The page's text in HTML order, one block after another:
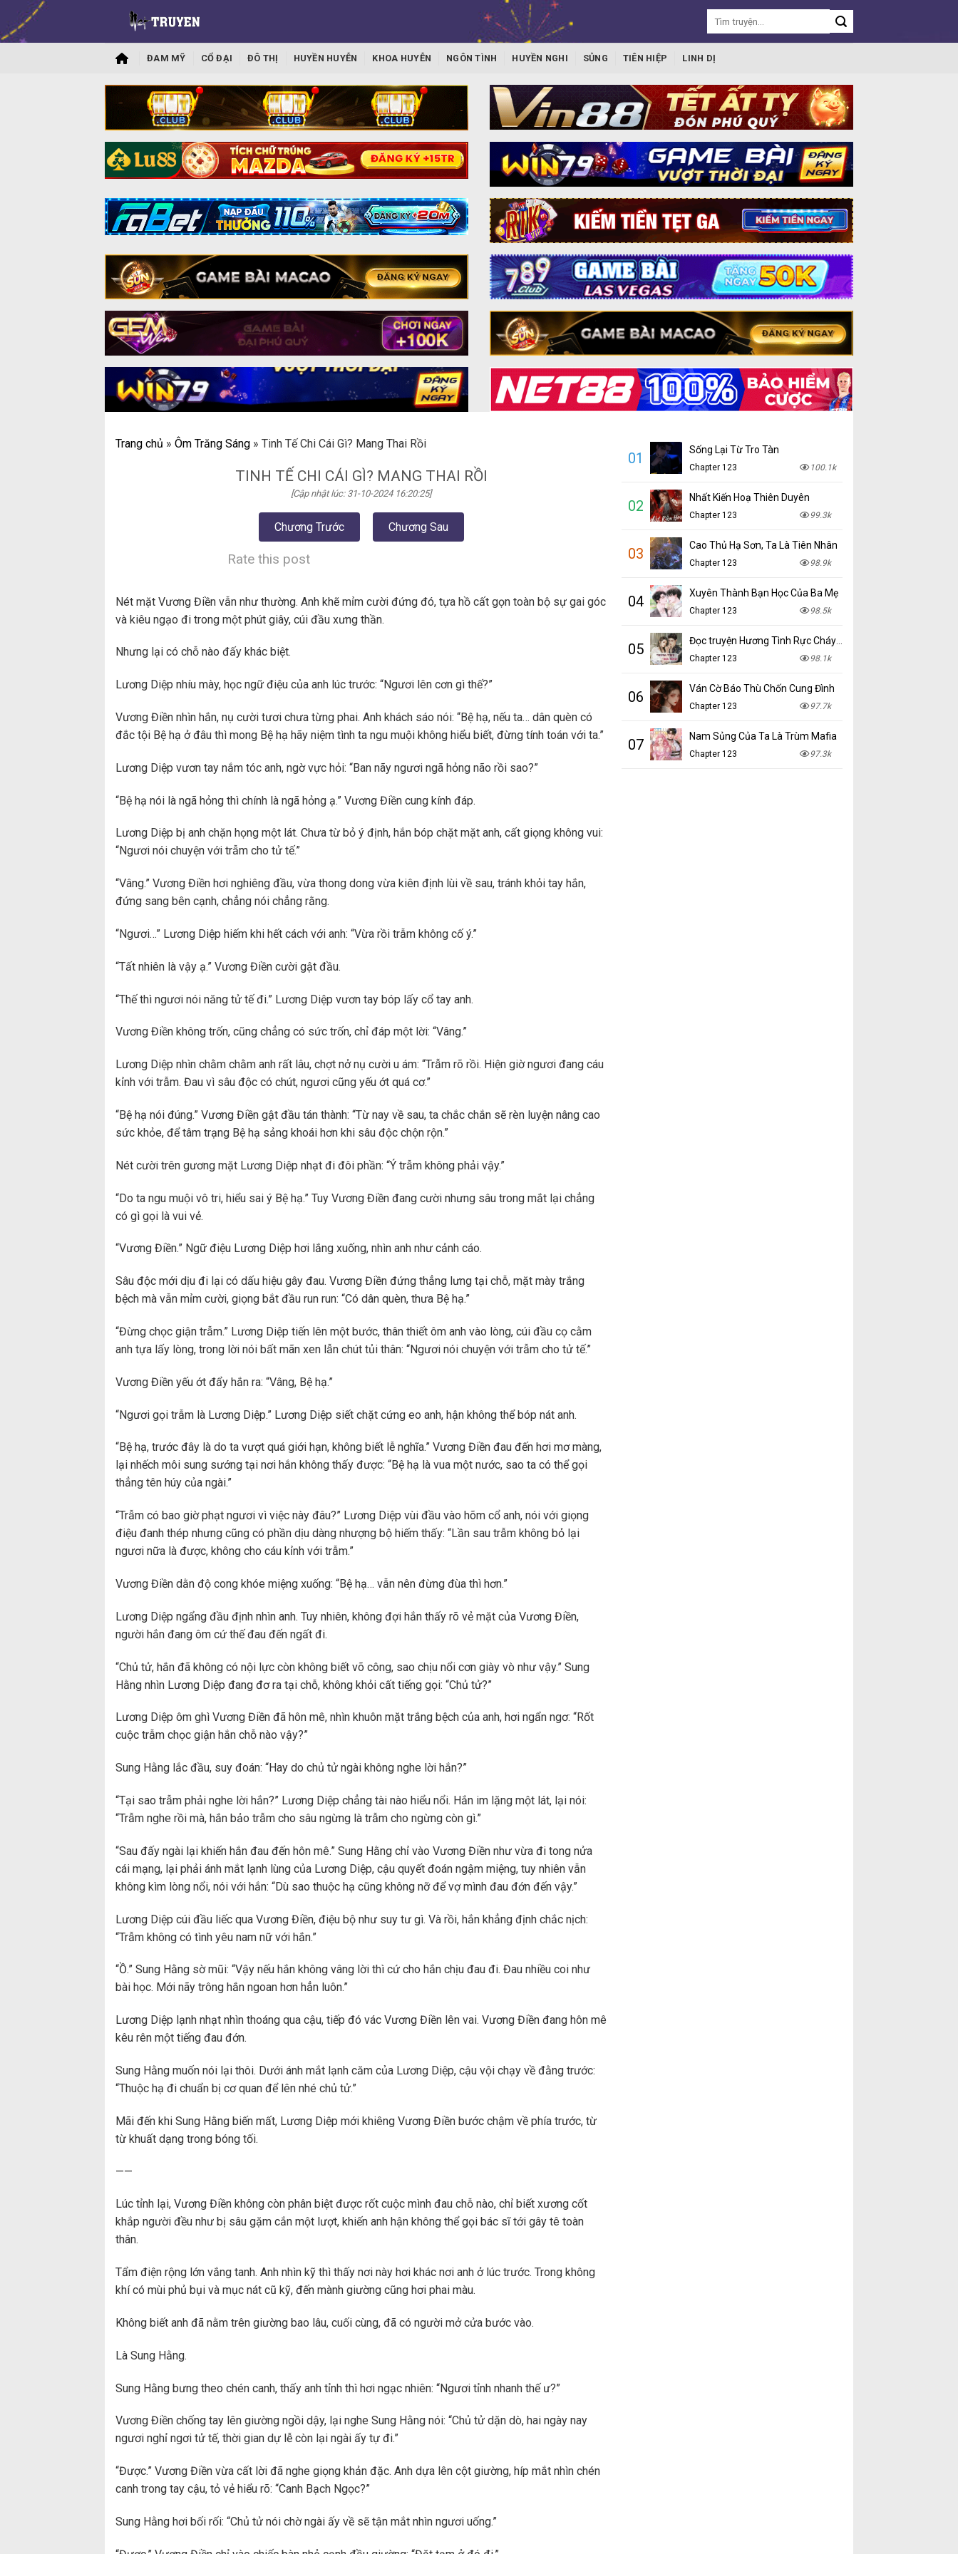
ĐAM MỸ CỔ ĐẠI ĐÔ THỊ HUYỀN HUYỄN KHOA HUYỄN NGÔN TÌNH HUYỀN NGHI SỦNG TIÊN HIỆP LINH DỊ
Trang chủ » Ôm Trăng Sáng » Tinh Tế Chi Cái Gì? Mang Thai Rồi
TINH TẾ CHI CÁI GÌ? MANG THAI RỒI
[Cập nhật lúc: 31-10-2024 16:20:25]
Chương Trước Chương Sau
Rate this post
Nét mặt Vương Điền vẫn như thường. Anh khẽ mỉm cười đứng đó, tựa hồ cất gọn toàn bộ sự gai góc
và kiêu ngạo đi trong một phút giây, cúi đầu xưng thần.
Nhưng lại có chỗ nào đấy khác biệt.
Lương Diệp nhíu mày, học ngữ điệu của anh lúc trước: “Ngươi lên cơn gì thế?”
Vương Điền nhìn hắn, nụ cười tươi chưa từng phai. Anh khách sáo nói: “Bệ hạ, nếu ta… dân quèn có
đắc tội Bệ hạ ở đâu thì mong Bệ hạ hãy niệm tình ta ngu muội không hiểu biết, đừng tính toán với ta.”
Lương Diệp vươn tay nắm tóc anh, ngờ vực hỏi: “Ban nãy ngươi ngã hỏng não rồi sao?”
“Bệ hạ nói là ngã hỏng thì chính là ngã hỏng ạ.” Vương Điền cung kính đáp.
Lương Diệp bị anh chặn họng một lát. Chưa từ bỏ ý định, hắn bóp chặt mặt anh, cất giọng không vui:
“Ngươi nói chuyện với trẫm cho tử tế.”
“Vâng.” Vương Điền hơi nghiêng đầu, vừa thong dong vừa kiên định lùi về sau, tránh khỏi tay hắn,
đứng sang bên cạnh, chẳng nói chẳng rằng.
“Ngươi…” Lương Diệp hiếm khi hết cách với anh: “Vừa rồi trẫm không cố ý.”
“Tất nhiên là vậy ạ.” Vương Điền cười gật đầu.
“Thế thì ngươi nói năng tử tế đi.” Lương Diệp vươn tay bóp lấy cổ tay anh.
Vương Điền không trốn, cũng chẳng có sức trốn, chỉ đáp một lời: “Vâng.”
Lương Diệp nhìn chằm chằm anh rất lâu, chợt nở nụ cười u ám: “Trẫm rõ rồi. Hiện giờ ngươi đang cáu
kỉnh với trẫm. Đau vì sâu độc có chút, ngươi cũng yếu ớt quá cơ.”
“Bệ hạ nói đúng.” Vương Điền gật đầu tán thành: “Từ nay về sau, ta chắc chắn sẽ rèn luyện nâng cao
sức khỏe, để tâm trạng Bệ hạ sảng khoái hơn khi sâu độc chộn rộn.”
Nét cười trên gương mặt Lương Diệp nhạt đi đôi phần: “Ý trẫm không phải vậy.”
“Do ta ngu muội vô tri, hiểu sai ý Bệ hạ.” Tuy Vương Điền đang cười nhưng sâu trong mắt lại chẳng
có gì gọi là vui vẻ.
“Vương Điền.” Ngữ điệu Lương Diệp hơi lắng xuống, nhìn anh như cảnh cáo.
Sâu độc mới dịu đi lại có dấu hiệu gây đau. Vương Điền đứng thẳng lưng tại chỗ, mặt mày trắng
bệch mà vẫn mỉm cười, giọng bắt đầu run run: “Có dân quèn, thưa Bệ hạ.”
“Đừng chọc giận trẫm.” Lương Diệp tiến lên một bước, thân thiết ôm anh vào lòng, cúi đầu cọ cằm
anh tựa lấy lòng, trong lời nói bất mãn xen lẫn chút tủi thân: “Ngươi nói chuyện với trẫm cho tử tế.”
Vương Điền yếu ớt đẩy hắn ra: “Vâng, Bệ hạ.”
“Ngươi gọi trẫm là Lương Diệp.” Lương Diệp siết chặt cứng eo anh, hận không thể bóp nát anh.
“Bệ hạ, trước đây là do ta vượt quá giới hạn, không biết lễ nghĩa.” Vương Điền đau đến hơi mơ màng,
lại nhếch môi sung sướng tại nơi hắn không thấy được: “Bệ hạ là vua một nước, sao ta có thể gọi
thẳng tên húy của ngài.”
“Trẫm có bao giờ phạt ngươi vì việc này đâu?” Lương Diệp vùi đầu vào hõm cổ anh, nói với giọng
điệu đanh thép nhưng cũng có phần dịu dàng nhượng bộ hiếm thấy: “Lần sau trẫm không bỏ lại
ngươi nữa là được, không cho cáu kỉnh với trẫm.”
Vương Điền dằn độ cong khóe miệng xuống: “Bệ hạ… vẫn nên đừng đùa thì hơn.”
Lương Diệp ngẩng đầu định nhìn anh. Tuy nhiên, không đợi hắn thấy rõ vẻ mặt của Vương Điền,
người hắn đang ôm cứ thế đau đến ngất đi.
“Chủ tử, hắn đã không có nội lực còn không biết võ công, sao chịu nổi cơn giày vò như vậy.” Sung
Hằng nhìn Lương Diệp đang đơ ra tại chỗ, không khỏi cất tiếng gọi: “Chủ tử?”
Lương Diệp ôm ghì Vương Điền đã hôn mê, nhìn khuôn mặt trắng bệch của anh, hơi ngẩn ngơ: “Rốt
cuộc trẫm chọc giận hắn chỗ nào vậy?”
Sung Hằng lắc đầu, suy đoán: “Hay do chủ tử ngài không nghe lời hắn?”
“Tại sao trẫm phải nghe lời hắn?” Lương Diệp chẳng tài nào hiểu nổi. Hắn im lặng một lát, lại nói:
“Trẫm nghe rồi mà, hắn bảo trẫm cho sâu ngừng là trẫm cho ngừng còn gì.”
“Sau đấy ngài lại khiến hắn đau đến hôn mê.” Sung Hằng chỉ vào Vương Điền như vừa đi tong nửa
cái mạng, lại phải ánh mắt lạnh lùng của Lương Diệp, cậu quyết đoán ngậm miệng, tuy nhiên vẫn
không kìm lòng nổi, nói với hắn: “Dù sao thuộc hạ cũng không nỡ để vợ mình đau đớn đến vậy.”
Lương Diệp cúi đầu liếc qua Vương Điền, điệu bộ như suy tư gì. Và rồi, hắn khẳng định chắc nịch:
“Trẫm không có tình yêu nam nữ với hắn.”
“Ồ.” Sung Hằng sờ mũi: “Vậy nếu hắn không vâng lời thì cứ cho hắn chịu đau đi. Đau nhiều coi như
bài học. Mới nãy trông hắn ngoan hơn hẳn luôn.”
Lương Diệp lạnh nhạt nhìn thoáng qua cậu, tiếp đó vác Vương Điền lên vai. Vương Điền đang hôn mê
kêu rên một tiếng đau đớn.
Sung Hằng muốn nói lại thôi. Dưới ánh mắt lạnh căm của Lương Diệp, cậu vội chạy về đằng trước:
“Thuộc hạ đi chuẩn bị cơ quan để lên nhé chủ tử.”
Mãi đến khi Sung Hằng biến mất, Lương Diệp mới khiêng Vương Điền bước chậm về phía trước, từ
từ khuất dạng trong bóng tối.
——
Lúc tỉnh lại, Vương Điền không còn phân biệt được rốt cuộc mình đau chỗ nào, chỉ biết xương cốt
khắp người đều như bị sâu gặm cắn một lượt, khiến anh hận không thể gọi bác sĩ tới gây tê toàn
thân.
Tẩm điện rộng lớn vắng tanh. Anh nhìn kỹ thì thấy nơi này hơi khác nơi anh ở lúc trước. Trong không
khí có mùi phủ bụi và mục nát cũ kỹ, đến mành giường cũng hơi phai màu.
Không biết anh đã nằm trên giường bao lâu, cuối cùng, đã có người mở cửa bước vào.
Là Sung Hằng.
Sung Hằng bưng theo chén canh, thấy anh tỉnh thì hơi ngạc nhiên: “Ngươi tỉnh nhanh thế ư?”
Vương Điền chống tay lên giường ngồi dậy, lại nghe Sung Hằng nói: “Chủ tử dặn dò, hai ngày nay
ngươi nghỉ ngơi tử tế, thời gian dự lễ còn lại ngài ấy tự đi.”
“Được.” Vương Điền vừa cất lời đã nghe giọng khản đặc. Anh dựa lên cột giường, híp mắt nhìn chén
canh trong tay cậu, tỏ vẻ hiểu rõ: “Canh Bạch Ngọc?”
Sung Hằng hơi bối rối: “Chủ tử nói chờ ngài ấy về sẽ tận mắt nhìn ngươi uống.”
01 Sống Lại Từ Tro Tàn
Chapter 123 100.1k
02 Nhất Kiến Hoạ Thiên Duyên
Chapter 123 99.3k
03 Cao Thủ Hạ Sơn, Ta Là Tiên Nhân
Chapter 123 98.9k
04 Xuyên Thành Bạn Học Của Ba Mẹ
Chapter 123 98.5k
05
Chapter 123 98.1k
06 Ván Cờ Báo Thù Chốn Cung Đình
Chapter 123 97.7k
07 Nam Sủng Của Ta Là Trùm Mafia
Chapter 123 97.3k